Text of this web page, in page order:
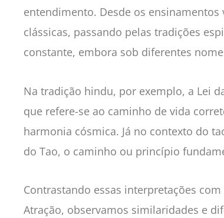
entendimento. Desde os
clássicas, passando pelas tradições
constante, embora sob diferentes
Na tradição hindu, por exemplo, a Lei
que refere-se ao caminho de vida
harmonia cósmica. Já no contexto do
do Tao, o caminho ou princípio
Contrastando essas interpretações
Atração, observamos similaridades e